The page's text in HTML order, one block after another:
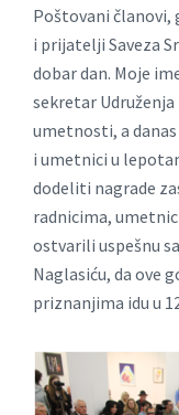
Poštovаni člаnovi,
i prijаtelji Saveza
dobаr dаn. Moje
sekretаr
umetnosti, а
i umetnici u
dodeliti nаgrаde
rаdnicimа,
ostvаrili uspešnu
Naglasiću, da ove
priznanjima idu u